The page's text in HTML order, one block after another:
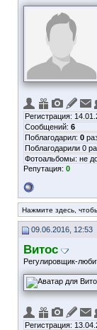
Регистрация:
Сообщений: 6
Поблагодарил: 0
Поблагодарили 0
Фотоальбомы: не
Репутация: 0
Нажмите здесь,
09.06.2016, 12:53
Витос
Регулировщик-
Регистрация: